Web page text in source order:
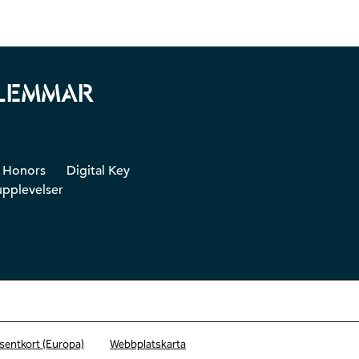
Digital Key
(Europa) Webbplatskarta